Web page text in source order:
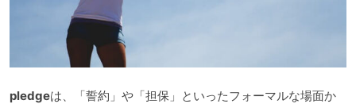
pledgeは、「誓約」や「担保」といったフォーマルな場面か